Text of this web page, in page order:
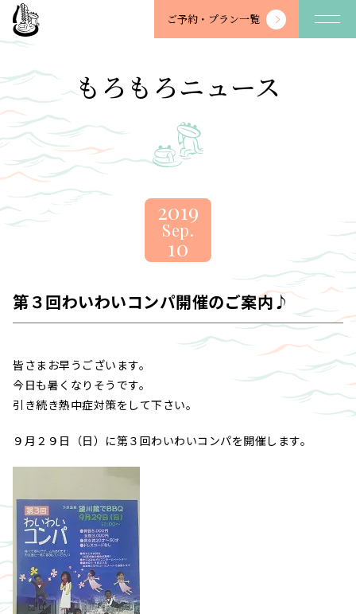
望
川
-
BOSENKAN
ご予約・ プラン一覧
もろもろニュース
2019
Sep.
10
第３回わいわいコンパ開催のご案内♪
皆さまお早うございます。
今日も暑くなりそうです。
引き続き熱中症対策をして下さい。
９月２９日（日）に第３回わいわいコンパを開催します。